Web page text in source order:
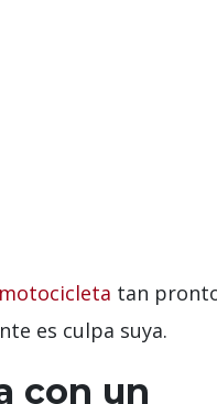
tan
es culpa suya.
con un